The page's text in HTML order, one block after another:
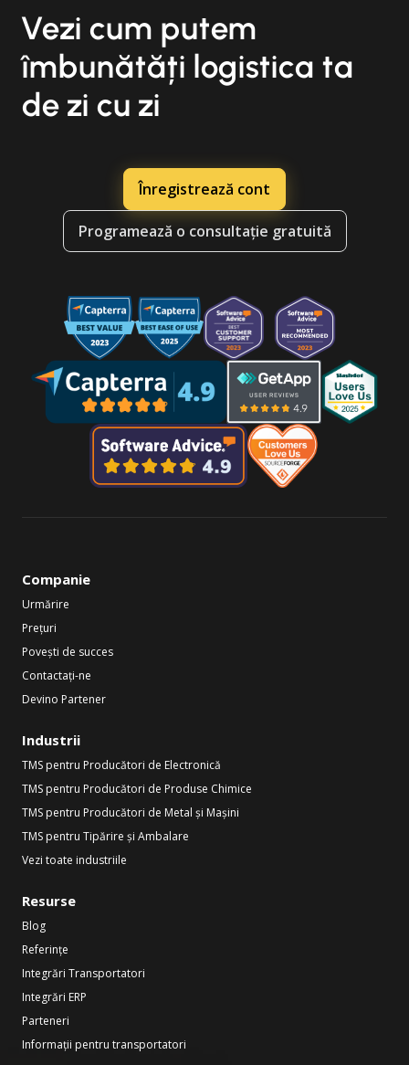
Vezi cum putem
îmbunătăți logistica ta
de zi cu zi
Înregistrează cont
Programează o consultație gratuită
Companie
Urmărire
Prețuri
Povești de succes
Contactați-ne
Devino Partener
Industrii
TMS pentru Producători de Electronică
TMS pentru Producători de Produse Chimice
TMS pentru Producători de Metal și Mașini
TMS pentru Tipărire și Ambalare
Vezi toate industriile
Resurse
Blog
Referințe
Integrări Transportatori
Integrări ERP
Parteneri
Informații pentru transportatori